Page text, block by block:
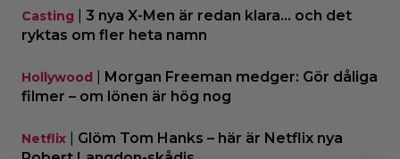
Casting
3 nya X-Men är redan klara… och det
ryktas om fler heta namn
Hollywood
Morgan Freeman medger: Gör dåliga
filmer – om lönen är hög nog
Netflix
Glöm Tom Hanks – här är Netflix nya